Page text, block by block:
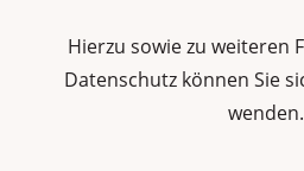
Hierzu sowie zu weiteren
Datenschutz können Sie
wenden.